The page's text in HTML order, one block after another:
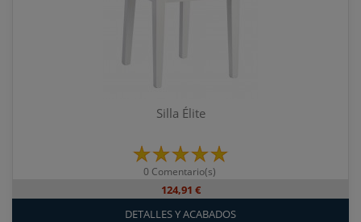
Silla Élite
0 Comentario(s)
124,91 €
DETALLES Y ACABADOS